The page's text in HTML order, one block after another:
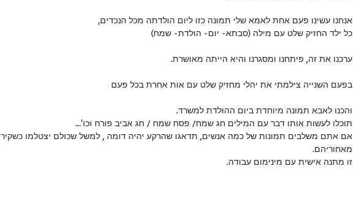
אנחנו עשינו פעם אחת לאמא שלי תמונה כזו ליום הולדתה מכל הנכדים,
כל ילד החזיק שלט עם מילה (סבתא- יום- הולדת- שמח)
ערכנו את זה, פיתחנו ומסגרנו והיא הייתה מאושרת.
בפעם השנייה צילמתי את יהלי מחזיק שלט עם אות אחרת בכל פעם
והכנו לאבא תמונה מיוחדת ביום ההולדת למשרד.
תוכלו לעשות אותו דבר עם המילים חג שמח/ פסח שמח / חג אביב פורח וכו'...
אם אתם משלבים תמונות של כמה אנשים, תדאגו שהרקע יהיה דומה , למשל שכולם יצטלמו כשקיר
מאחוריהם.
זו מתנה אישית עם מינימום עבודה.